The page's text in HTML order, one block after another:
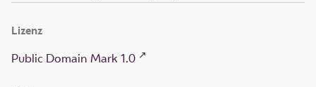
Lizenz
Public Domain Mark 1.0